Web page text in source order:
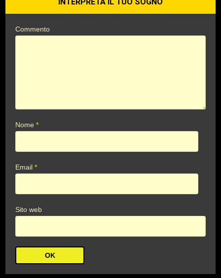
INTERPRETA IL TUO SOGNO
Commento
Nome*
Email*
Sito web